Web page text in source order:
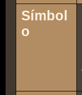
Símbol
o